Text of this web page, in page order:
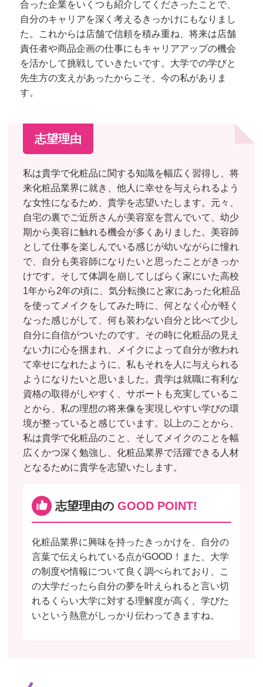
合った企業をいくつも紹介してくださったことで、
自分のキャリアを深く考えるきっかけにもなりまし
た。これからは店舗で信頼を積み重ね、将来は店舗
責任者や商品企画の仕事にもキャリアアップの機会
を活かして挑戦していきたいです。大学での学びと
先生方の支えがあったからこそ、今の私がありま
す。
志望理由
私は貴学で化粧品に関する知識を幅広く習得し、将
来化粧品業界に就き、他人に幸せを与えられるよう
な女性になるため、貴学を志望いたします。元々、
自宅の裏でご近所さんが美容室を営んでいて、幼少
期から美容に触れる機会が多くありました。美容師
として仕事を楽しんでいる感じが幼いながらに憧れ
で、自分も美容師になりたいと思ったことがきっか
けです。そして体調を崩してしばらく家にいた高校
1年から2年の頃に、気分転換にと家にあった化粧品
を使ってメイクをしてみた時に、何となく心が軽く
なった感じがして、何も装わない自分と比べて少し
自分に自信がついたのです。その時に化粧品の見え
ない力に心を掴まれ、メイクによって自分が救われ
て幸せになれたように、私もそれを人に与えられる
ようになりたいと思いました。貴学は就職に有利な
資格の取得がしやすく、サポートも充実しているこ
とから、私の理想の将来像を実現しやすい学びの環
境が整っていると感じています。以上のことから、
私は貴学で化粧品のこと、そしてメイクのことを幅
広くかつ深く勉強し、化粧品業界で活躍できる人材
となるために貴学を志望いたします。
志望理由の GOOD POINT!
化粧品業界に興味を持ったきっかけを、自分の
言葉で伝えられている点がGOOD！また、大学
の制度や情報について良く調べられており、こ
の大学だったら自分の夢を叶えられると言い切
れるくらい大学に対する理解度が高く、学びた
いという熱意がしっかり伝わってきますね。